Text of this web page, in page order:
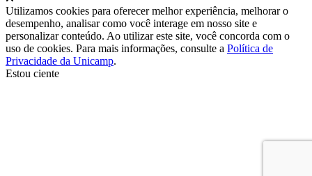
Utilizamos cookies para oferecer melhor experiência, melhorar o
desempenho, analisar como você interage em nosso site e
personalizar conteúdo. Ao utilizar este site, você concorda com o
uso de cookies. Para mais informações, consulte a Política de
Privacidade da Unicamp.
Estou ciente